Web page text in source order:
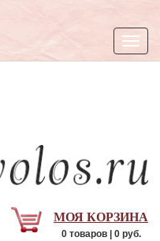
МОЯ КОРЗИНА
0 товаров | 0 руб.